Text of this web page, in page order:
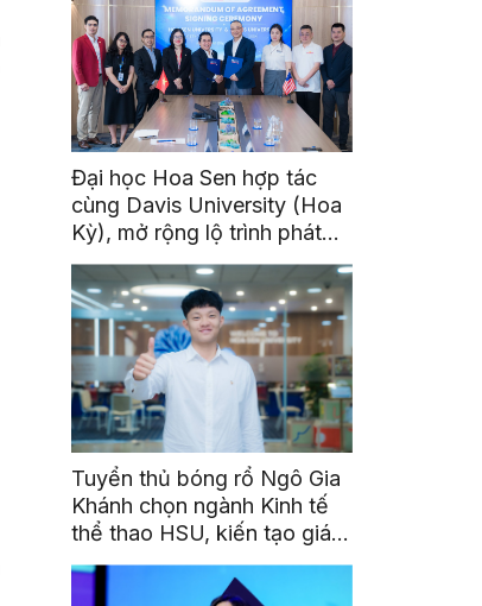
Đại học Hoa Sen hợp tác
cùng Davis University (Hoa
Kỳ), mở rộng lộ trình phát
triển toàn cầu cho sinh viên
Tuyển thủ bóng rổ Ngô Gia
Khánh chọn ngành Kinh tế
thể thao HSU, kiến tạo giá
trị từ đam mê thể thao